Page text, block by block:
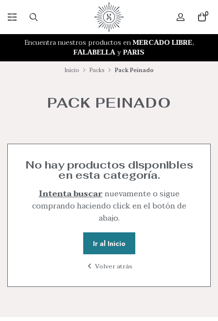
0
Encuentra nuestros productos enMERCADO LIBRE,
FALABELLAyPARIS
RETIRO GRATIS EN NUESTRA TIENDA
Inicio Packs Pack Peinado
PACK PEINADO
No hay productos disponibles
en esta categoría.
Intenta buscarnuevamente o sigue
comprando haciendo click en el botón de
abajo.
Ir al Inicio
Volver atrás